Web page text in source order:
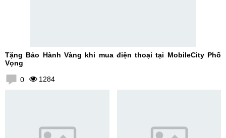
Tặng Bảo Hành Vàng khi mua điện thoại tại MobileCity Phố
Vọng
0 1284